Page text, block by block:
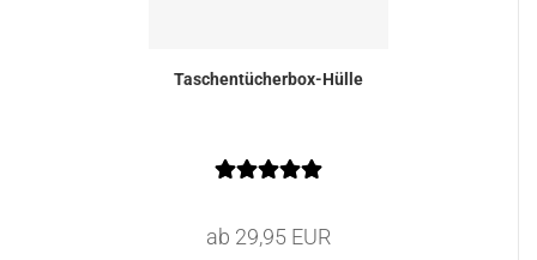
Taschentücherbox-Hülle
ab 29,95 EUR